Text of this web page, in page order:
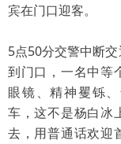
宾在门口迎客。
5点50分交警中断
到门口，一名中等
眼镜、精神矍铄
车，这不是杨白冰
去，用普通话欢迎